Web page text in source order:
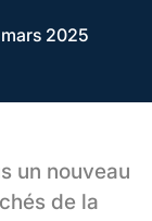
2025
un nouveau
de la